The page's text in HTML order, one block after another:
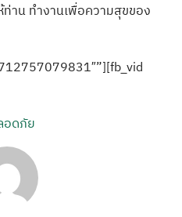
ท่าน ทำงานเพื่อความสุขของ
อดภัย